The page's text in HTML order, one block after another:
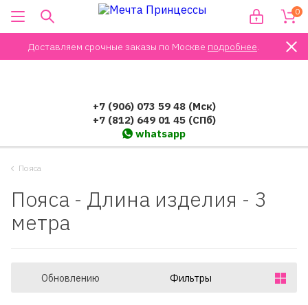
Доставляем срочные заказы по Москве подробнее.
0
+7 (906) 073 59 48 (Мск)
+7 (812) 649 01 45 (СПб)
whatsapp
Пояса
Пояса - Длина изделия - 3
метра
Обновлению Фильтры